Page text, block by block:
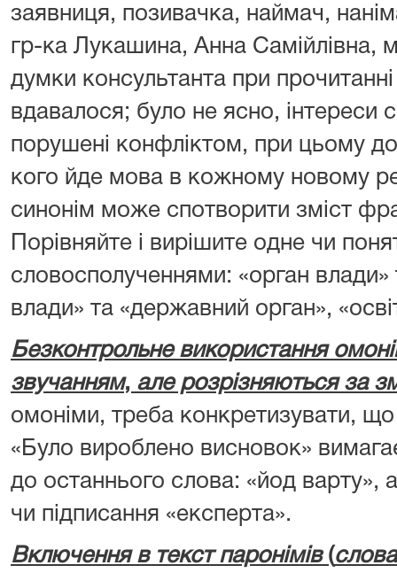
заявниця, позивачка, наймач,
гр-ка Лукашина, Анна Самійлівна,
думки консультанта при
вдавалося; було не ясно, інтереси
порушені конфліктом, при цьому
кого йде мова в кожному новому
синонім може спотворити зміст
Порівняйте і вирішите одне чи
словосполученнями: «орган влади»
влади» та «державний орган»,
Безконтрольне використання
звучанням, але розрізняються за
омоніми, треба конкретизувати,
«Було вироблено висновок»
до останнього слова: «йод варту»,
чи підписання «експерта».
Включення в текст паронімів(слова